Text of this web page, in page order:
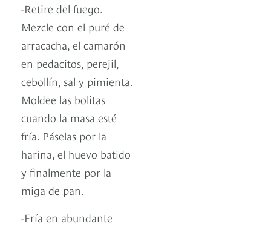
-Retire del fuego.
Mezcle con el puré de
arracacha, el camarón
en pedacitos, perejil,
cebollín, sal y pimienta.
Moldee las bolitas
cuando la masa esté
fría. Páselas por la
harina, el huevo batido
y finalmente por la
miga de pan.
-Fría en abundante